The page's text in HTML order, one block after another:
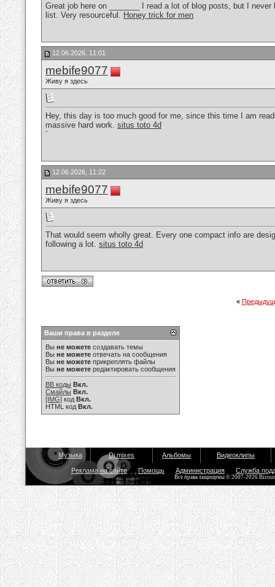
Great job here on _______ I read a lot of blog posts, but I
list. Very resourceful. Honey trick for men
12.06.2026, 11:01
mebife9077
Живу я здесь
Hey, this day is too much good for me, since this time I am
massive hard work. situs toto 4d
`
12.06.2026, 11:22
mebife9077
Живу я здесь
That would seem wholly great. Every one compact info are
following a lot. situs toto 4d
«
Ваши права в разделе
Вы не можете создавать темы
Вы не можете отвечать на сообщения
Вы не можете прикреплять файлы
Вы не можете редактировать сообщения
BB коды Вкл.
Смайлы Вкл.
[IMG] код Вкл.
HTML код Вкл.
Музыка Dj mixes Альбомы Видеоклипы
Реклама на сайте Помощь Администрация Служба
Все права защищены © 2007-2026